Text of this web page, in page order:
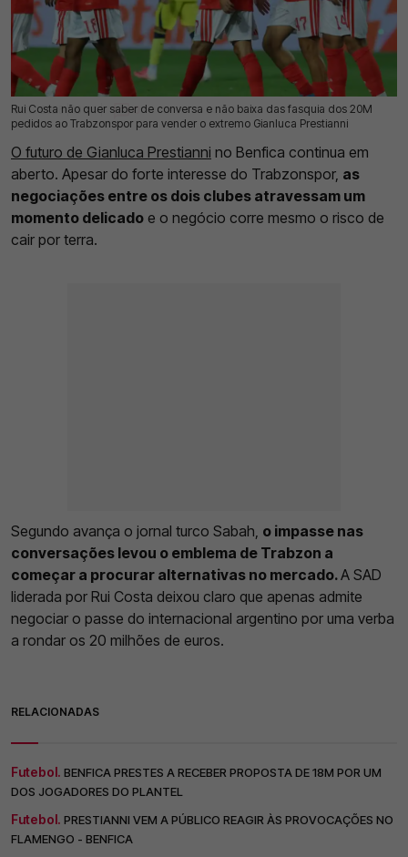
Rui Costa não quer saber de conversa e não baixa das fasquia dos 20M
pedidos ao Trabzonspor para vender o extremo Gianluca Prestianni
19 Jul 2026 | 13:24 | 0
O futuro de Gianluca Prestianni no Benfica continua em
aberto. Apesar do forte interesse do Trabzonspor, as
negociações entre os dois clubes atravessam um
momento delicado e o negócio corre mesmo o risco de
cair por terra.
Segundo avança o jornal turco Sabah, o impasse nas
conversações levou o emblema de Trabzon a
começar a procurar alternativas no mercado.A SAD
liderada por Rui Costa deixou claro que apenas admite
negociar o passe do internacional argentino por uma verba
a rondar os 20 milhões de euros.
RELACIONADAS
Futebol. BENFICA PRESTES A RECEBER PROPOSTA DE 18M POR UM
DOS JOGADORES DO PLANTEL
Futebol. PRESTIANNI VEM A PÚBLICO REAGIR ÀS PROVOCAÇÕES NO
FLAMENGO - BENFICA